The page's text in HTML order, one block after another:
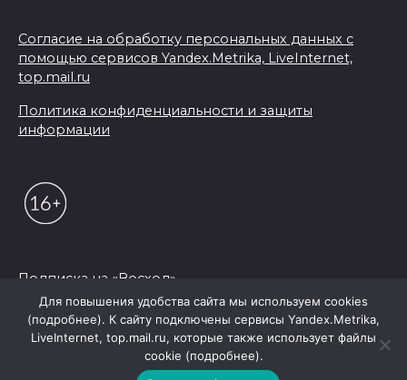
Согласие на обработку персональных данных с
помощью сервисов Yandex.Metrika, LiveInternet,
top.mail.ru
Политика конфиденциальности и защиты
информации
Подписка на «Восход»
© 2026 Редакция "Восход"
Для повышения удобства сайта мы используем cookies
(подробнее). К сайту подключены сервисы Yandex.Metrika,
LiveInternet, top.mail.ru, которые также использует файлы
cookie (подробнее).